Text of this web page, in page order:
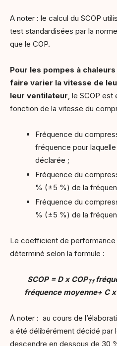
A noter : le calcul du SCOP
test standardisées par la
que le COP.
Pour les pompes à
faire varier la vitesse de
leur ventilateur, le SCOP est
fonction de la vitesse du
Fréquence du
fréquence pour
déclarée ;
Fréquence du
% (±5 %) de la
Fréquence du
% (±5 %) de la
Le coefficient de performance
déterminé selon la formule :
SCOP = D x COPTf
fréquence moyenne+ C x
À noter : au cours de
a été délibérément décidé par
descendre en dessous de 30